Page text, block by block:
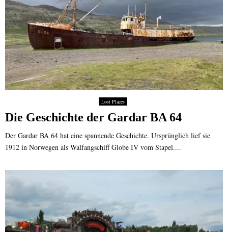
Lost Places
Die Geschichte der Gardar BA 64
Der Gardar BA 64 hat eine spannende Geschichte. Ursprünglich lief sie
1912 in Norwegen als Walfangschiff Globe IV vom Stapel....